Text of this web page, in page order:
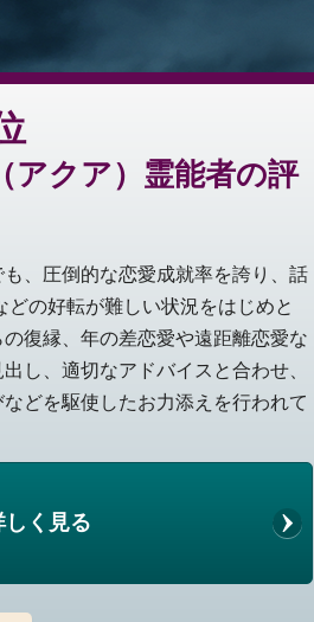
アクア）霊能者の評
、圧倒的な恋愛成就率を誇り、話
の好転が難しい状況をはじめと
復縁、年の差恋愛や遠距離恋愛な
し、適切なアドバイスと合わせ、
どを駆使したお力添えを行われて
く見る